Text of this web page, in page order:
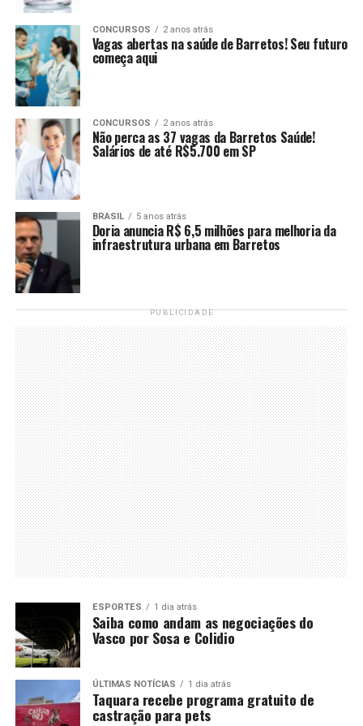
CONCURSOS 2 anos atrás
Vagas abertas na saúde de Barretos! Seu futuro
começa aqui
CONCURSOS 2 anos atrás
Não perca as 37 vagas da Barretos Saúde!
Salários de até R$5.700 em SP
BRASIL 5 anos atrás
Doria anuncia R$ 6,5 milhões para melhoria da
infraestrutura urbana em Barretos
PUBLICIDADE
ESPORTES 1 dia atrás
Saiba como andam as negociações do
Vasco por Sosa e Colidio
ÚLTIMAS NOTÍCIAS 1 dia atrás
Taquara recebe programa gratuito de
castração para pets